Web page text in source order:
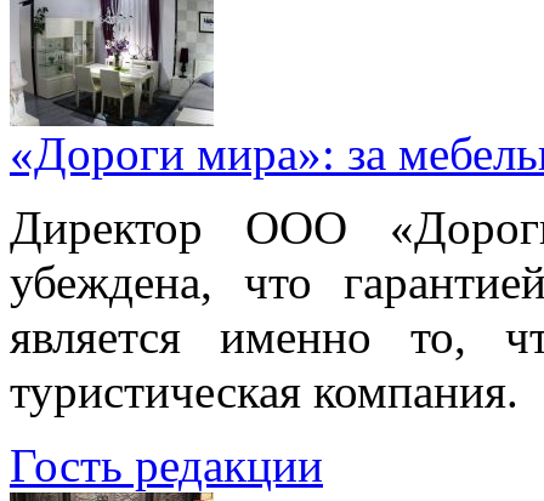
«Дороги мира»: за
Директор ООО
убеждена, что
является именно то,
туристическая компания.
Гость редакции